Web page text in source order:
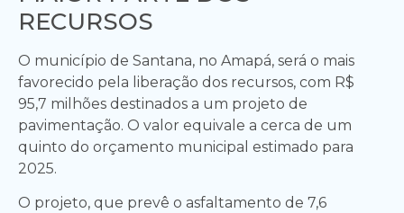
RECURSOS
O município de Santana, no Amapá, será o mais
favorecido pela liberação dos recursos, com R$
95,7 milhões destinados a um projeto de
pavimentação. O valor equivale a cerca de um
quinto do orçamento municipal estimado para
2025.
O projeto, que prevê o asfaltamento de 7,6